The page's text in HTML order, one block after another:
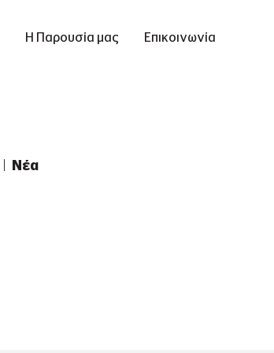
Η Παρουσία μας Επικοινωνία
Νέα